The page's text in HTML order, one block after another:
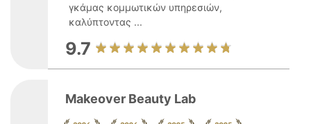
γκάμας κομμωτικών υπηρεσιών,
καλύπτοντας ...
9.7
Makeover Beauty Lab